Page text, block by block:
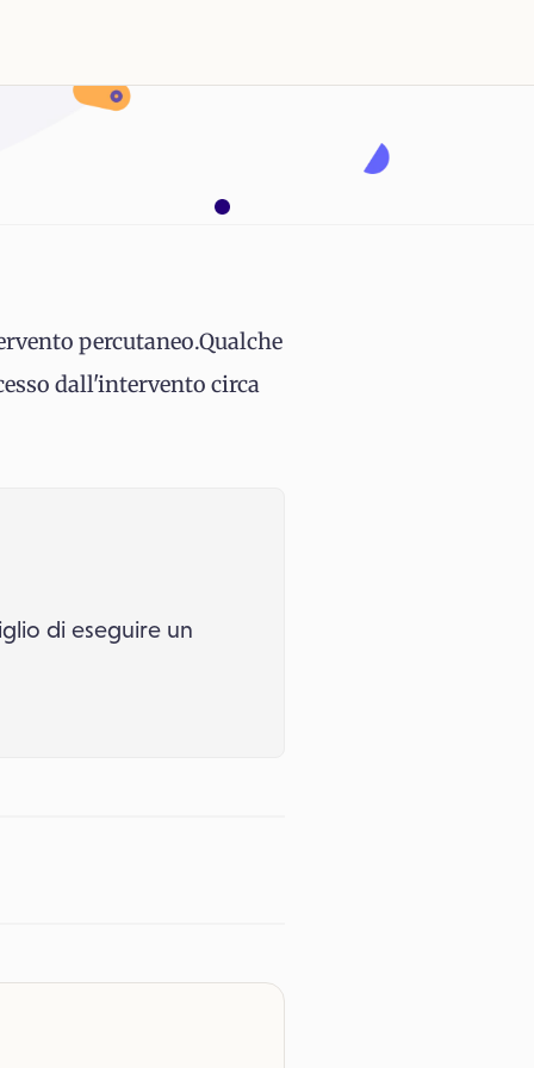
percutaneo.Qualche
dall'intervento circa
di eseguire un